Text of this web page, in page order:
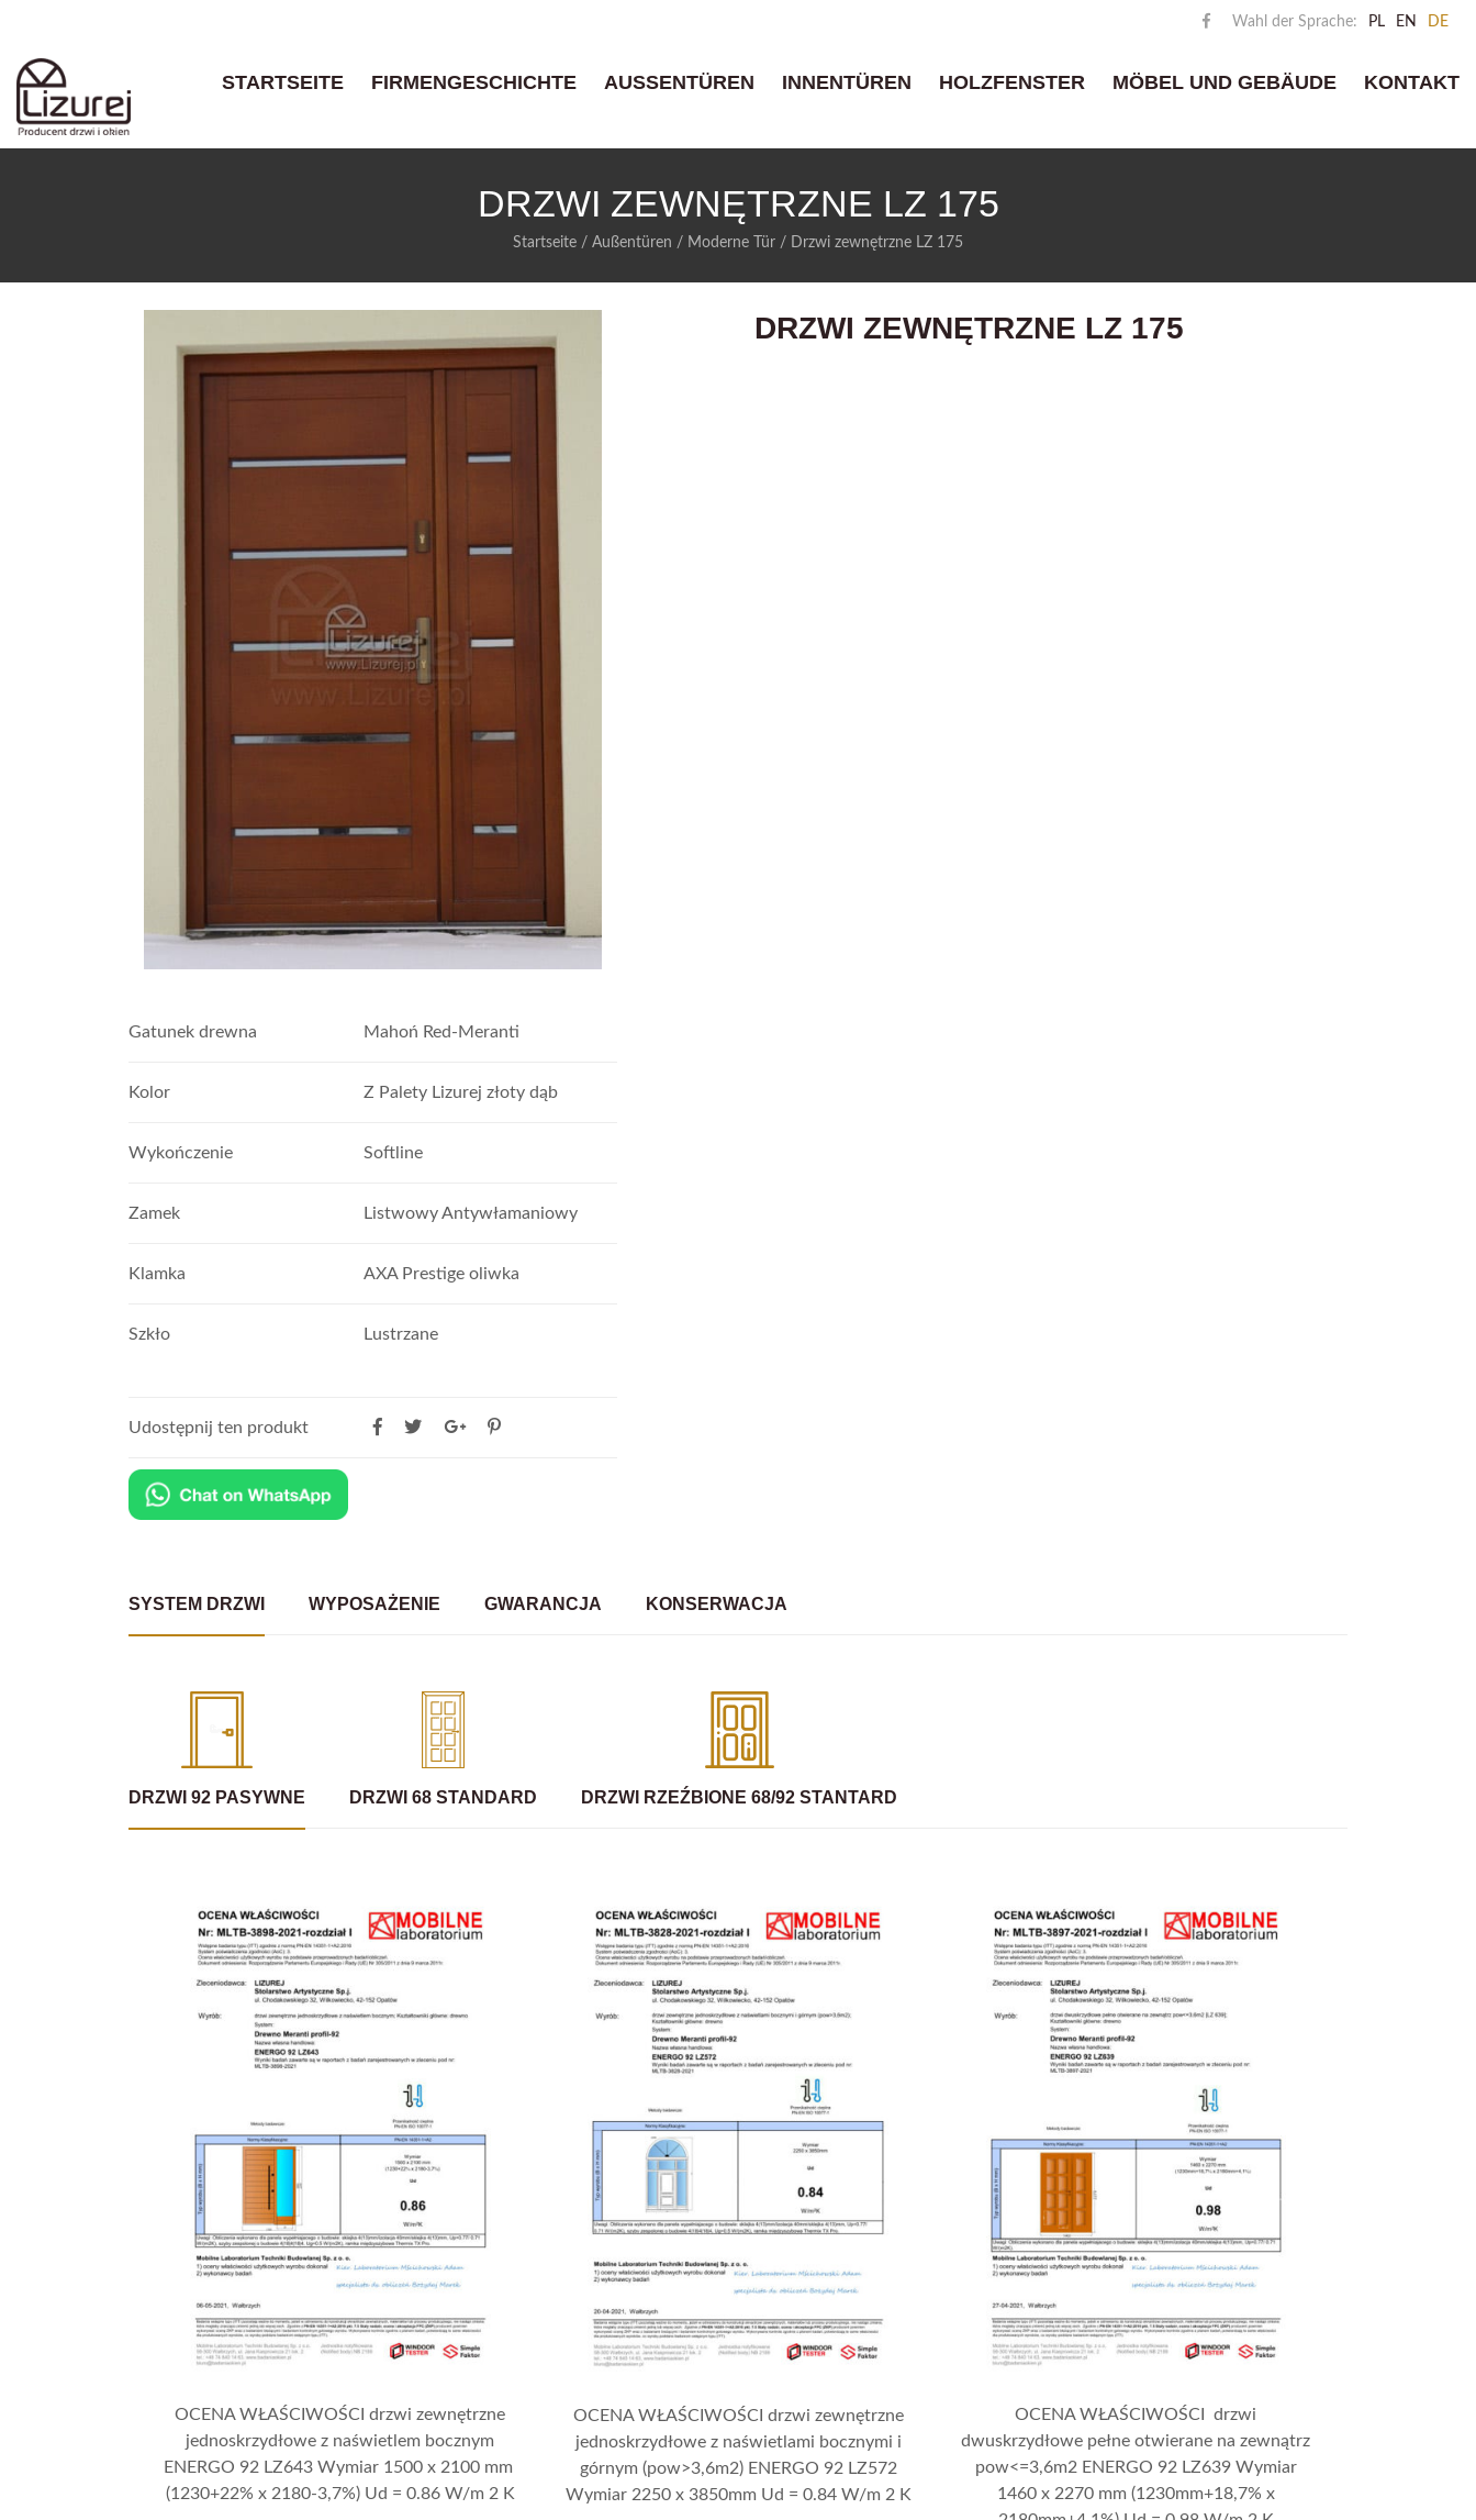
Wahl der Sprache: PL EN DE
STARTSEITE FIRMENGESCHICHTE AUSSENTÜREN INNENTÜREN HOLZFENSTER MÖBEL UND GEBÄUDE KONTAKT
DRZWI ZEWNĘTRZNE LZ 175
Startseite / Außentüren / Moderne Tür / Drzwi zewnętrzne LZ 175
Gatunek drewna Mahoń Red-Meranti
Kolor Z Palety Lizurej złoty dąb
Wykończenie Softline
Zamek Listwowy Antywłamaniowy
Klamka AXA Prestige oliwka
Szkło Lustrzane
Udostępnij ten produkt
DRZWI ZEWNĘTRZNE LZ 175
SYSTEM DRZWI WYPOSAŻENIE GWARANCJA KONSERWACJA
DRZWI 92 PASYWNE DRZWI 68 STANDARD DRZWI RZEŹBIONE 68/92 STANTARD
OCENA WŁAŚCIWOŚCI drzwi zewnętrzne
jednoskrzydłowe z naświetlem bocznym
ENERGO 92 LZ643 Wymiar 1500 x 2100 mm
(1230+22% x 2180-3,7%) Ud = 0.86 W/m 2 K
OCENA WŁAŚCIWOŚCI drzwi zewnętrzne
jednoskrzydłowe z naświetlami bocznymi i
górnym (pow>3,6m2) ENERGO 92 LZ572
Wymiar 2250 x 3850mm Ud = 0.84 W/m 2 K
OCENA WŁAŚCIWOŚCI drzwi
dwuskrzydłowe pełne otwierane na zewnątrz
pow<=3,6m2 ENERGO 92 LZ639 Wymiar
1460 x 2270 mm (1230mm+18,7% x